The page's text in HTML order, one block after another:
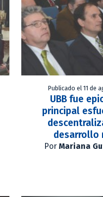
Publicado el 11 de
UBB fue
principal
desarrollo
PorMariana